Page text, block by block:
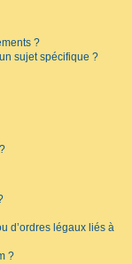
?
sujet spécifique ?
d’ordres légaux liés à
?